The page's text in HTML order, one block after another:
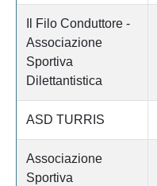
Il Filo Conduttore -
Associazione
Sportiva
Dilettantistica
ASD TURRIS
Associazione
Sportiva